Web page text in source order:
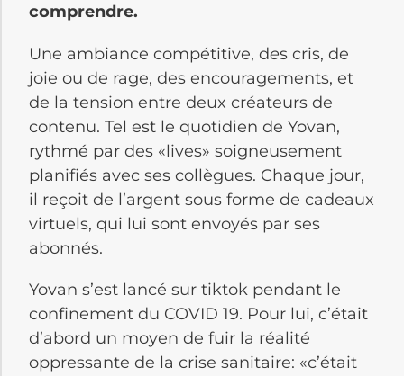
comprendre.
Une ambiance compétitive, des cris, de
joie ou de rage, des encouragements, et
de la tension entre deux créateurs de
contenu. Tel est le quotidien de Yovan,
rythmé par des «lives» soigneusement
planifiés avec ses collègues. Chaque jour,
il reçoit de l’argent sous forme de cadeaux
virtuels, qui lui sont envoyés par ses
abonnés.
Yovan s’est lancé sur tiktok pendant le
confinement du COVID 19. Pour lui, c’était
d’abord un moyen de fuir la réalité
oppressante de la crise sanitaire: «c’était